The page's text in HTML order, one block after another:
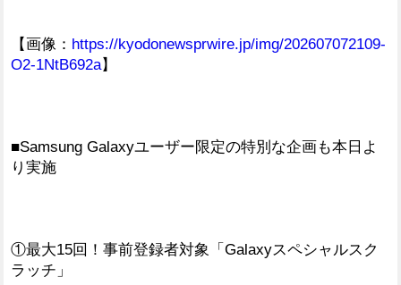
【画像： https://kyodonewsprwire.jp/img/202607072109-
O2-1NtB692a】
■Samsung Galaxyユーザー限定の特別な企画も本日よ
り実施
①最大15回！事前登録者対象「Galaxyスペシャルスク
ラッチ」